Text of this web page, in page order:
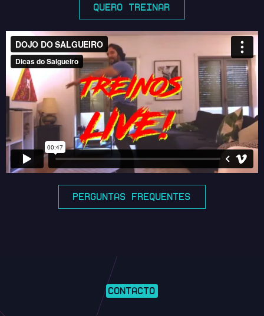
QUERO TREINAR
PERGUNTAS FREQUENTES
CONTACTO